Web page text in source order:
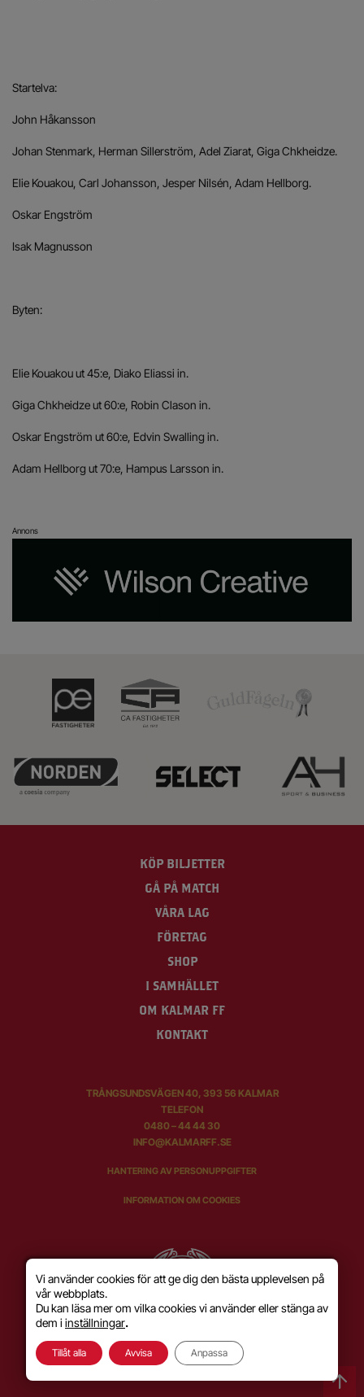
Startelva:
John Håkansson
Johan Stenmark, Herman Sillerström, Adel Ziarat, Giga Chkheidze.
Elie Kouakou, Carl Johansson, Jesper Nilsén, Adam Hellborg.
Oskar Engström
Isak Magnusson
Byten:
Elie Kouakou ut 45:e, Diako Eliassi in.
Giga Chkheidze ut 60:e, Robin Clason in.
Oskar Engström ut 60:e, Edvin Swalling in.
Adam Hellborg ut 70:e, Hampus Larsson in.
Annons
KÖP BILJETTER
GÅ PÅ MATCH
VÅRA LAG
FÖRETAG
SHOP
I SAMHÄLLET
OM KALMAR FF
KONTAKT
TRÅNGSUNDSVÄGEN 40, 393 56 KALMAR
TELEFON
0480 – 44 44 30
INFO@KALMARFF.SE
HANTERING AV PERSONUPPGIFTER
INFORMATION OM COOKIES
Vi använder cookies för att ge dig den bästa upplevelsen på
vår webbplats.
Du kan läsa mer om vilka cookies vi använder eller stänga av
dem i inställningar.
Tillåt alla Avvisa Anpassa